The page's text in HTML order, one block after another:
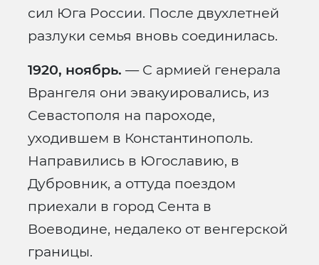
сил Юга России. После двухлетней
разлуки семья вновь соединилась.
1920, ноябрь. — С армией генерала
Врангеля они эвакуировались, из
Севастополя на пароходе,
уходившем в Константинополь.
Направились в Югославию, в
Дубровник, а оттуда поездом
приехали в город Сента в
Воеводине, недалеко от венгерской
границы.